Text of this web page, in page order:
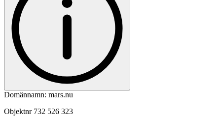
Domännamn: mars.nu
Objektnr 732 526 323